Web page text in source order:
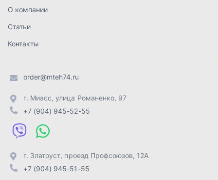
г. Златоуст
г. Челябинск
+7 (904) 945-04-44
Отправить заявку